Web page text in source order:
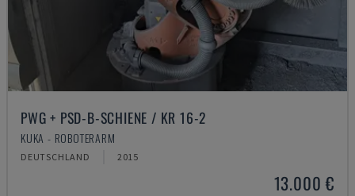
PWG + PSD-B-SCHIENE / KR 16-2
KUKA - ROBOTERARM
DEUTSCHLAND 2015
13.000 €